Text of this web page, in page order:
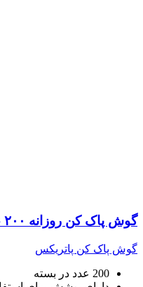
گوش پاک کن روزانه ۲۰۰ عددی پاتریکس
گوش پاک کن پاتریکس
200 عدد در بسته